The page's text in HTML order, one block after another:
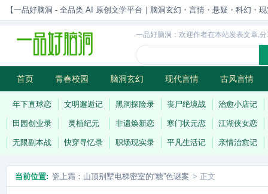
【一品好脑洞 - 全品类 AI 原创文学平台｜脑洞玄幻・言情・悬疑・科幻・
一品好脑洞：欢迎作者在本站发表文章,
首页 青春校园 脑洞玄幻 现代言情 古风言情
历史权谋 武侠江湖 灵异志怪 连载
年下直球恋 文明邂逅记 黑洞探险录 丧尸绝境战 治愈小店记
田园创业录 灵植纪元 非遗焕新恋 寒门状元恋 江湖侠女恋
无限副本战 快穿寻忆录 职场现实录 平凡生活记 亲情治愈记
当前位置: 瓷上霜：山顶别墅电梯密室的“糖”色谜案 > 正文